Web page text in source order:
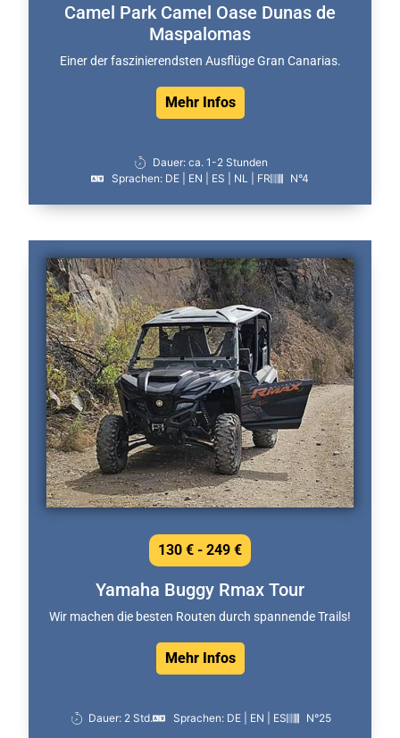
Camel Park Camel Oase Dunas de
Maspalomas
Einer der faszinierendsten Ausflüge Gran Canarias.
Mehr Infos
Dauer: ca. 1-2 Stunden
Sprachen: DE | EN | ES | NL | FR
N°4
Yamaha Buggy Rmax Tour
Wir machen die besten Routen durch spannende Trails!
Mehr Infos
130 € - 249 €
Dauer: 2 Std. Sprachen: DE | EN | ES N°25